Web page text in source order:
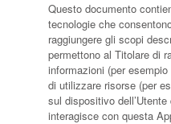
Questo documento
tecnologie che
raggiungere gli scopi
permettono al Titolare di
informazioni (per
di utilizzare risorse (per
sul dispositivo dell’Utente
interagisce con questa